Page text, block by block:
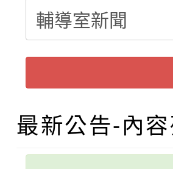
城市手牽手
畫影片一案
轉知：「
劇比賽實施
轉知：桃園
敬師藝文競
【甄選結果
學年度第1
【甄選結果(
最新公告-內